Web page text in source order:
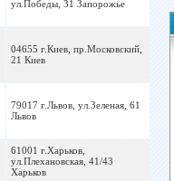
ул.Победы, 31 Запорожье
04655 г.Киев, пр.Московский,
21 Киев
79017 г.Львов, ул.Зеленая, 61
Львов
61001 г.Харьков,
ул.Плехановская, 41/43
Харьков